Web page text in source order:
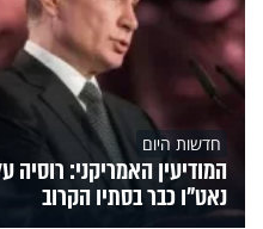
חדשות היום
המודיעין האמריקני:
נאט"ו כבר בסתיו הקרוב